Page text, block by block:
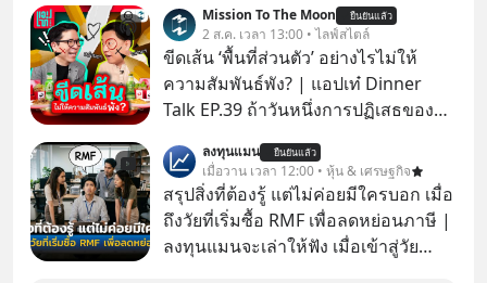
Mission To The Moon ยืนยันแล้ว
2 ส.ค. เวลา 13:00 • ไลฟ์สไตล์
ขีดเส้น ‘พื้นที่ส่วนตัว’ อย่างไรไม่ให้
ความสัมพันธ์พัง? | แอปเท๋ Dinner
Talk EP.39 ถ้าวันหนึ่งการปฏิเสธของ
ตั้งกำแพงใส่และมองว่าเราเห็นแก่ตัวทั้ง
ที่เราเองก็ไม่เคยปฏิเสธใครอย่างนี้มา
ก่อน แต่พอตั้งใจจะ ‘สร้างขอบเขต’ เพื่อ
ตัวเองดูสักครั้ง กลับทำให้เกิดรอยร้าว
ในความสัมพันธ์เสียอย่างนั้น โดยราย
ลงทุนแมน ยืนยันแล้ว
เมื่อวาน เวลา 12:00 • หุ้น & เศรษฐกิจ
สรุปสิ่งที่ต้องรู้ แต่ไม่ค่อยมีใครบอก เมื่อ
ถึงวัยที่เริ่มซื้อ RMF เพื่อลดหย่อนภาษี |
ลงทุนแมนจะเล่าให้ฟัง เมื่อเข้าสู่วัย